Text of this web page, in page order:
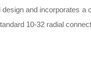
and incorporates
10-32 radial